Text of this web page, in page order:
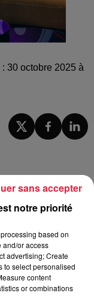
30 octobre 2025 à
brune sort des
:
réagit
notre priorité
based on
and/or access
advertising; Create
to select personalised
content
or combinations
sans accepter